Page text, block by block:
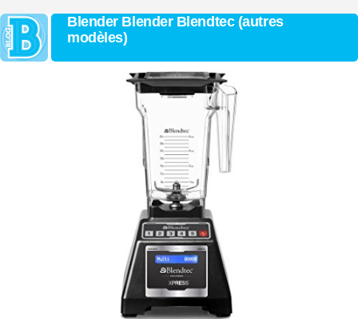
Blender Blender Blendtec (autres
modèles)